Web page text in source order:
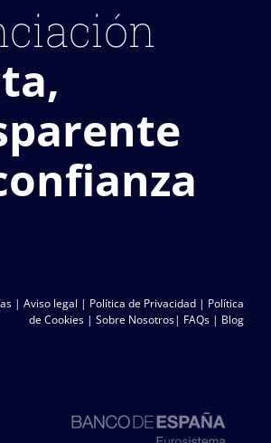
|Aviso legal | Política de Privacidad | Política
de Cookies |Sobre Nosotros| FAQs | Blog